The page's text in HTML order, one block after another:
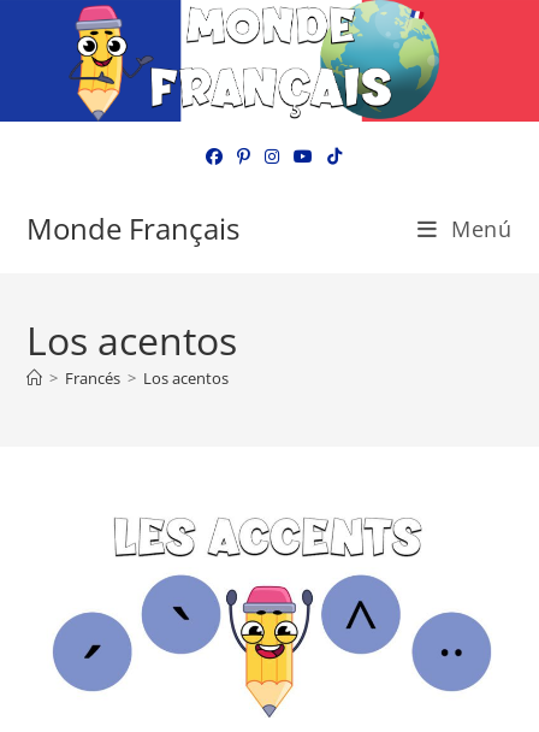
Monde Français Menú
Los acentos
> Francés > Los acentos